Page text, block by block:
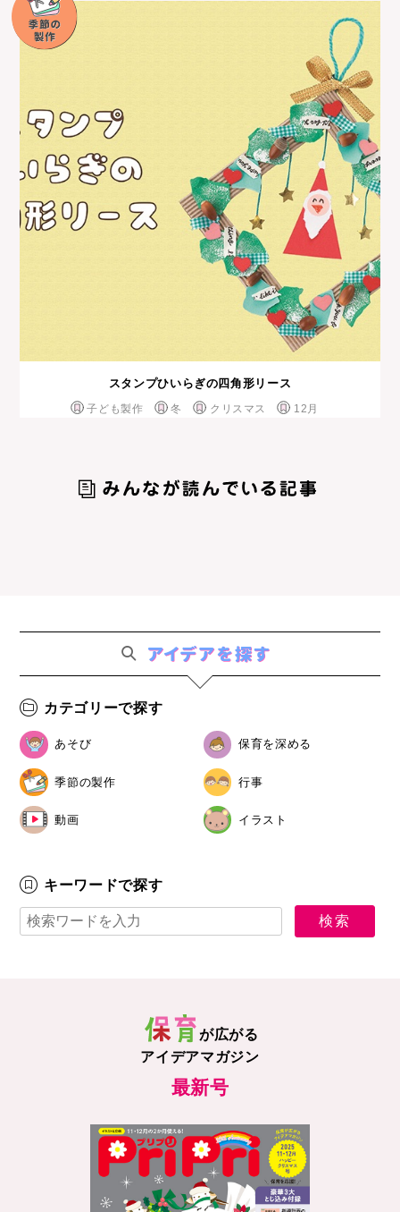
スタンプひいらぎの四角形リース
子ども製作 冬 クリスマス 12月
カテゴリーで探す
あそび 保育を深める
季節の製作 行事
動画 イラスト
キーワードで探す
が広がる
アイデアマガジン
最新号